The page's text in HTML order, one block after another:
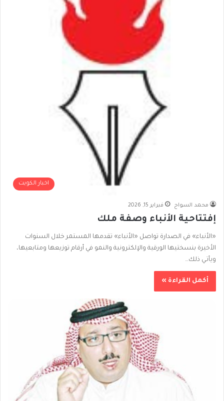
اخبار الكويت
محمد السواح فبراير 15, 2026
إفتتاحية الأنباء وصفة ملك
«الأنباء» في الصدارة تواصل «الأنباء» تقدمها المستمر خلال السنوات
الأخيرة بنسختيها الورقية والإلكترونية والنمو في أرقام توزيعها ومتابعيها،
ويأتـي ذلك…
أكمل القراءة »